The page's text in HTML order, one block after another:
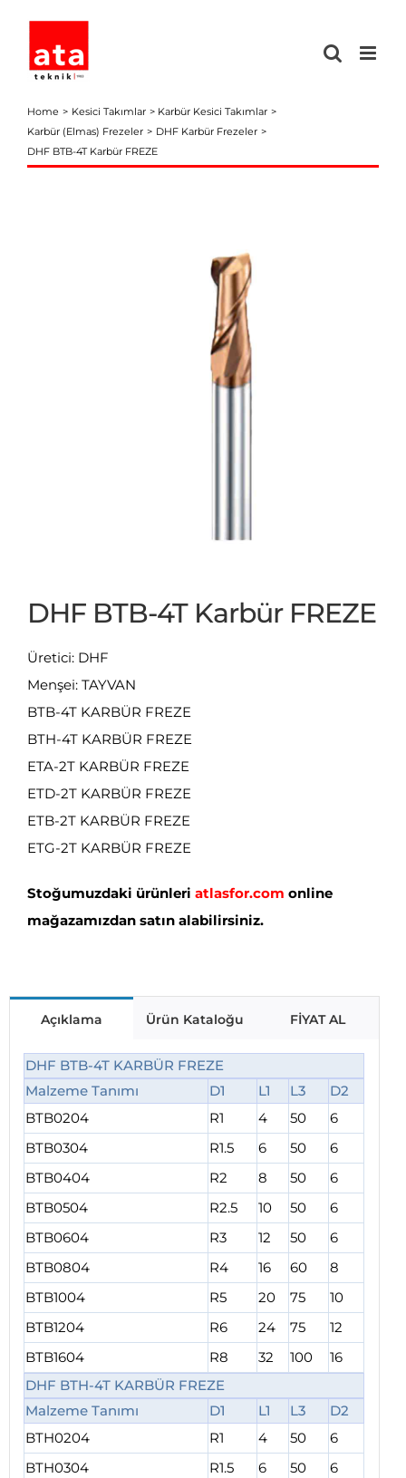
content
Home Kesici Takımlar
Karbür Kesici Takımlar
Karbür (Elmas) Frezeler
DHF Karbür Frezeler
DHF BTB-4T Karbür FREZE
DHF BTB-4T Karbür FREZE
Üretici: DHF
Menşei: TAYVAN
BTB-4T KARBÜR FREZE
BTH-4T KARBÜR FREZE
ETA-2T KARBÜR FREZE
ETD-2T KARBÜR FREZE
ETB-2T KARBÜR FREZE
ETG-2T KARBÜR FREZE
Stoğumuzdaki ürünleri atlasfor.com online
mağazamızdan satın alabilirsiniz.
Açıklama Ürün Kataloğu FİYAT AL
DHF BTB-4T KARBÜR FREZE
Malzeme Tanımı
D1 L1 L3
D2
BTB0204
R1 4 50
6
BTB0304
R1.5 6 50
6
BTB0404
R2 8 50
6
BTB0504
R2.5 10 50
6
BTB0604
R3 12 50
6
BTB0804
R4 16 60
8
BTB1004
R5 20 75
10
BTB1204
R6 24 75
12
BTB1604
R8 32 100
16
DHF BTH-4T KARBÜR FREZE
Malzeme Tanımı
D1 L1 L3
D2
BTH0204
R1 4 50
6
BTH0304
R1.5 6 50
6